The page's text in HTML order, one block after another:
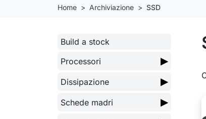
Home Archiviazione SSD
Build a stock
Processori
▶
Dissipazione ▶
Schede madri ▶